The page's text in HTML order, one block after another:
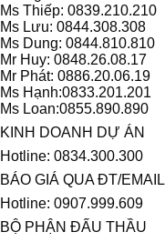
Ms Thiếp: 0839.210.210
Ms Lưu: 0844.308.308
Ms Dung: 0844.810.810
Mr Huy: 0848.26.08.17
Mr Phát: 0886.20.06.19
Ms Hạnh:0833.201.201
Ms Loan:0855.890.890
KINH DOANH DỰ ÁN
Hotline: 0834.300.300
BÁO GIÁ QUA ĐT/EMAIL
Hotline: 0907.999.609
BỘ PHẬN ĐẤU THẦU